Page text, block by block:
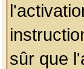
sûr que